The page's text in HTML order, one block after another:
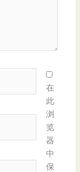
在
此
浏
览
器
中
保